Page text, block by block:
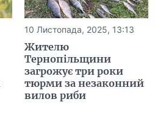
10 Листопада, 2025, 13:13
Жителю
Тернопільщини
загрожує три роки
тюрми за незаконний
вилов риби